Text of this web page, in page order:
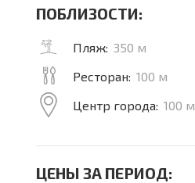
ПОБЛИЗОСТИ:
Пляж: 350 м
Ресторан: 100 м
Центр города: 100 м
ЦЕНЫ ЗА ПЕРИОД: